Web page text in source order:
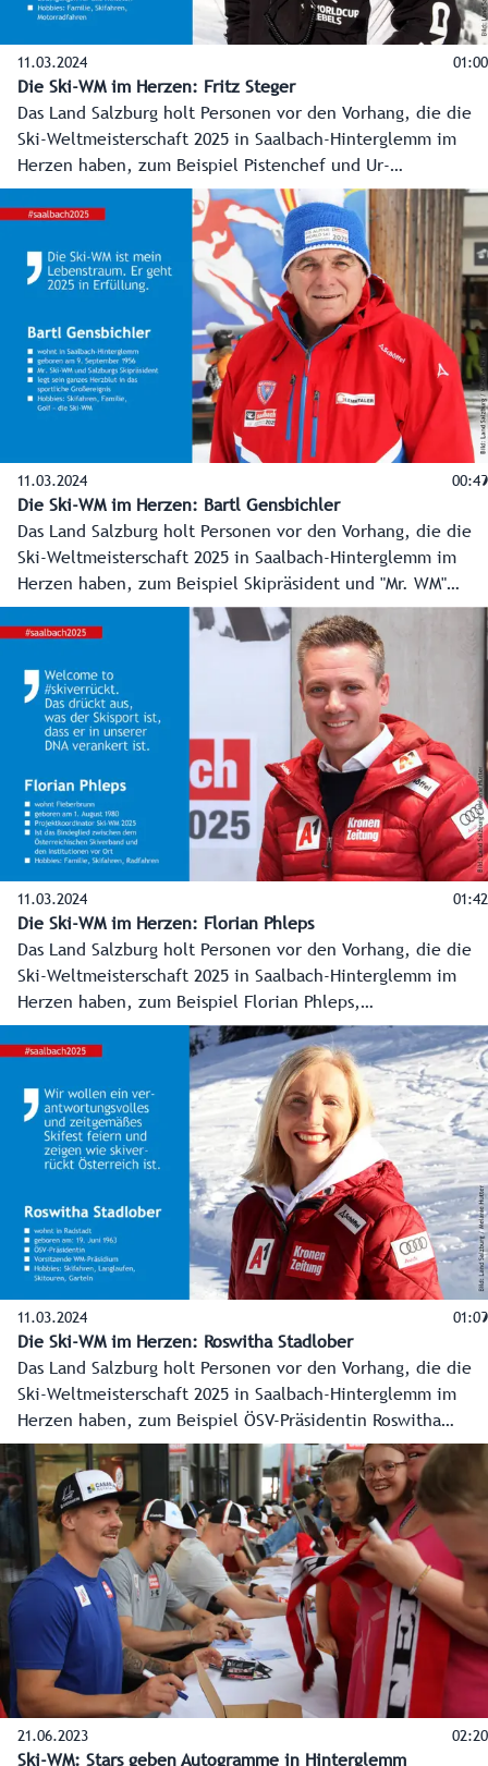
11.03.2024 01:00
Die Ski-WM im Herzen: Fritz Steger
Das Land Salzburg holt Personen vor den Vorhang, die die
Ski-Weltmeisterschaft 2025 in Saalbach-Hinterglemm im
Herzen haben, zum Beispiel Pistenchef und Ur-
Hinterglemmer Fritz Steger, auch der "Pistenflüsterer"
genannt.
11.03.2024 00:49
Die Ski-WM im Herzen: Bartl Gensbichler
Das Land Salzburg holt Personen vor den Vorhang, die die
Ski-Weltmeisterschaft 2025 in Saalbach-Hinterglemm im
Herzen haben, zum Beispiel Skipräsident und "Mr. WM"
Bartl Gensbichler.
11.03.2024 01:42
Die Ski-WM im Herzen: Florian Phleps
Das Land Salzburg holt Personen vor den Vorhang, die die
Ski-Weltmeisterschaft 2025 in Saalbach-Hinterglemm im
Herzen haben, zum Beispiel Florian Phleps,
Projektkoordinator oder auch die "Brücke" zwischen dem
ÖSV und Saalbach-Hinterglemm.
11.03.2024 01:09
Die Ski-WM im Herzen: Roswitha Stadlober
Das Land Salzburg holt Personen vor den Vorhang, die die
Ski-Weltmeisterschaft 2025 in Saalbach-Hinterglemm im
Herzen haben, zum Beispiel ÖSV-Präsidentin Roswitha
Stadlober.
21.06.2023 02:20
Ski-WM: Stars geben Autogramme in Hinterglemm